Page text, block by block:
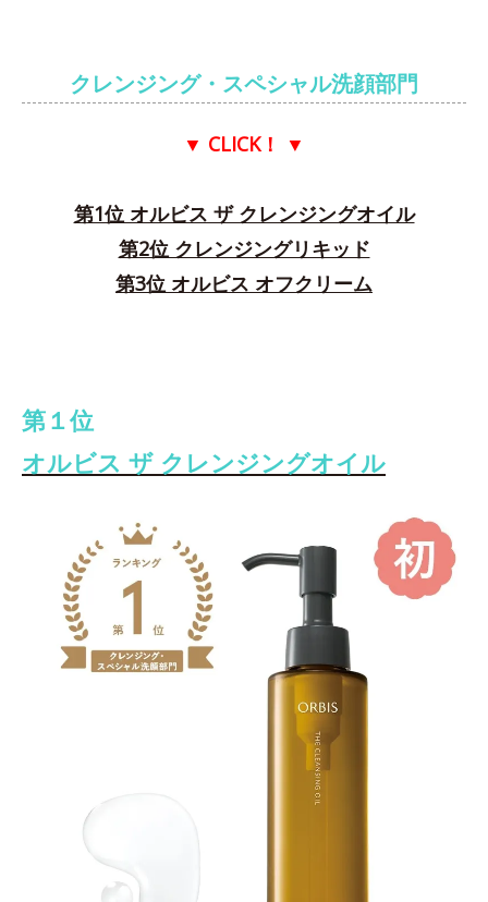
クレンジング・スペシャル洗顔部門
▼ CLICK！ ▼
第1位 オルビス ザ クレンジングオイル
第2位 クレンジングリキッド
第3位 オルビス オフクリーム
第１位
オルビス ザ クレンジングオイル